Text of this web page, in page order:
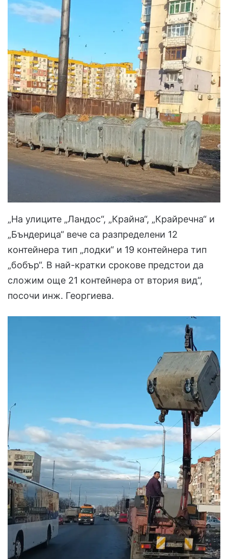
„На улиците „Ландос“, „Крайна“, „Крайречна“ и
„Бъндерица“ вече са разпределени 12
контейнера тип „лодки“ и 19 контейнера тип
„бобър“. В най-кратки срокове предстои да
сложим още 21 контейнера от втория вид“,
посочи инж. Георгиева.